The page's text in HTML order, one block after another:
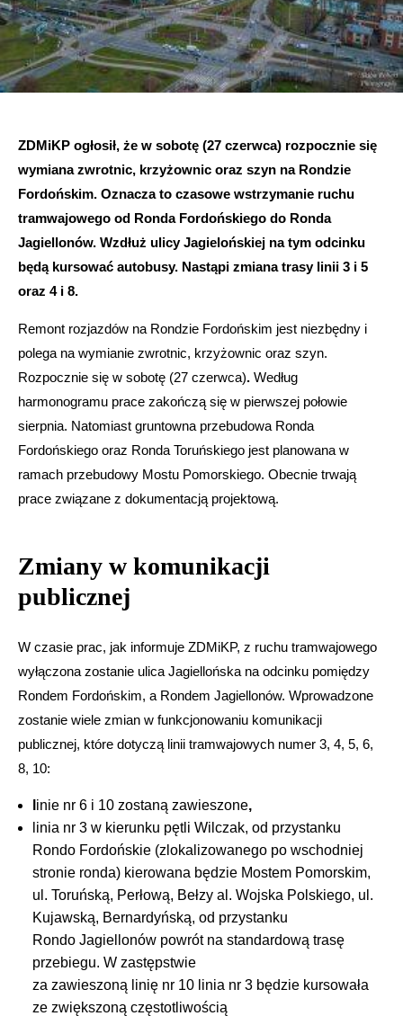
ZDMiKP ogłosił, że w sobotę (27 czerwca) rozpocznie się
wymiana zwrotnic, krzyżownic oraz szyn na Rondzie
Fordońskim. Oznacza to czasowe wstrzymanie ruchu
tramwajowego od Ronda Fordońskiego do Ronda
Jagiellonów. Wzdłuż ulicy Jagielońskiej na tym odcinku
będą kursować autobusy. Nastąpi zmiana trasy linii 3 i 5
oraz 4 i 8.
Remont rozjazdów na Rondzie Fordońskim jest niezbędny i
polega na wymianie zwrotnic, krzyżownic oraz szyn.
Rozpocznie się w sobotę (27 czerwca). Według
harmonogramu prace zakończą się w pierwszej połowie
sierpnia. Natomiast gruntowna przebudowa Ronda
Fordońskiego oraz Ronda Toruńskiego jest planowana w
ramach przebudowy Mostu Pomorskiego. Obecnie trwają
prace związane z dokumentacją projektową.
Zmiany w komunikacji
publicznej
W czasie prac, jak informuje ZDMiKP, z ruchu tramwajowego
wyłączona zostanie ulica Jagiellońska na odcinku pomiędzy
Rondem Fordońskim, a Rondem Jagiellonów. Wprowadzone
zostanie wiele zmian w funkcjonowaniu komunikacji
publicznej, które dotyczą linii tramwajowych numer 3, 4, 5, 6,
8, 10:
inie nr 6 i 10 zostaną zawieszone,
linia nr 3 w kierunku pętli Wilczak, od przystanku
Rondo Fordońskie (zlokalizowanego po wschodniej
stronie ronda) kierowana będzie Mostem Pomorskim,
ul. Toruńską, Perłową, Bełzy al. Wojska Polskiego, ul.
Kujawską, Bernardyńską, od przystanku
Rondo Jagiellonów powrót na standardową trasę
przebiegu. W zastępstwie
za zawieszoną linię nr 10 linia nr 3 będzie kursowała
ze zwiększoną częstotliwością